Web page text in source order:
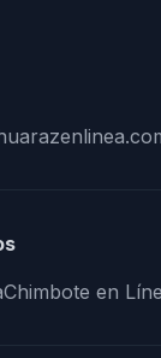
Chimbote en